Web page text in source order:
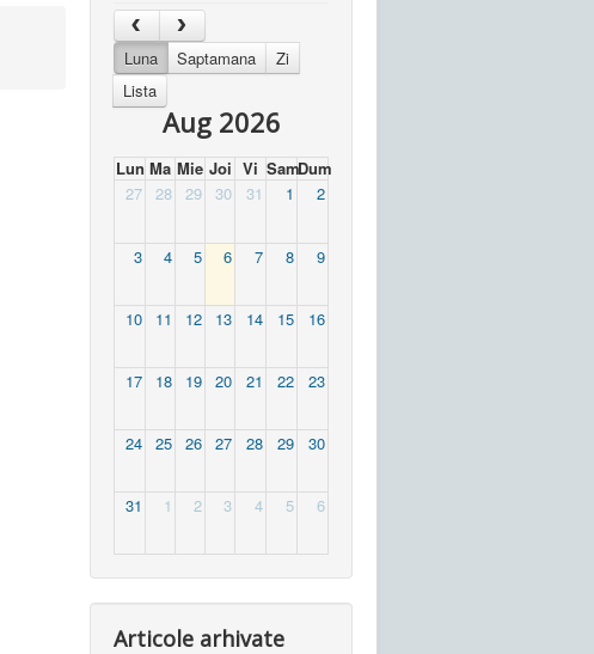
Luna Saptamana
Zi
Lista
Aug 2026
Lun Ma Mie Joi Vi SamDum
27
28 29 30 31 1 2
3 4 5 6 7 8 9
10 11 12 13 14 15 16
17 18 19 20 21 22 23
24 25 26 27 28 29 30
31 1 2 3 4 5 6
Articole arhivate